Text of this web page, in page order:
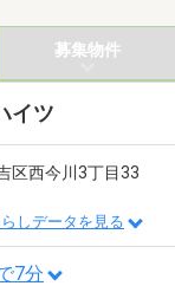
募集物件
イツ
区西今川3丁目33
しデータを見る
7分